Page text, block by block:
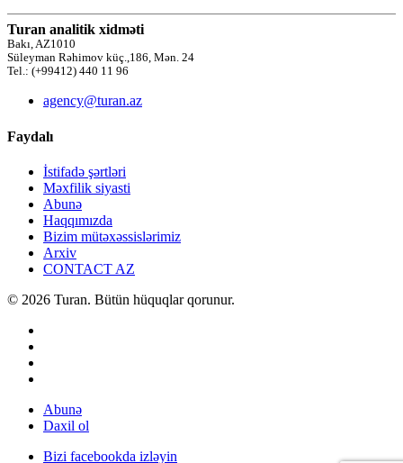
Turan analitik xidməti
Bakı, AZ1010
Süleyman Rəhimov küç.,186, Mən. 24
Tel.: (+99412) 440 11 96
agency@turan.az
Faydalı
İstifadə şərtləri
Məxfilik siyasti
Abunə
Haqqımızda
Bizim mütəxəssislərimiz
Arxiv
CONTACT AZ
© 2026 Turan. Bütün hüquqlar qorunur.
Abunə
Daxil ol
Bizi facebookda izləyin